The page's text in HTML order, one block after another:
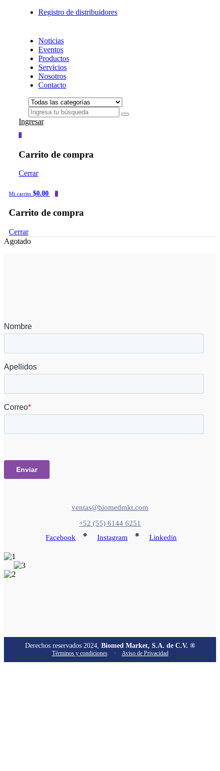
Registro de distribuidores
Noticias
Eventos
Productos
Servicios
Nosotros
Contacto
Ingresar
0
Carrito de compra
Cerrar
Mi carrito $0.00 0
Carrito de compra
Cerrar
Agotado
ventas@biomedmkt.com
+52 (55) 6144 6251
Facebook
• Instagram • Linkedin
Derechos reservados 2024, Biomed Market, S.A. de C.V. ®
Términos y condiciones · Aviso de Privacidad